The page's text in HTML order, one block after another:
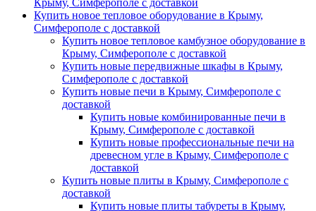
Крыму, Симферополе с доставкой
Купить новое тепловое оборудование в Крыму,
Симферополе с доставкой
Купить новое тепловое камбузное оборудование в
Крыму, Симферополе с доставкой
Купить новые передвижные шкафы в Крыму,
Симферополе с доставкой
Купить новые печи в Крыму, Симферополе с
доставкой
Купить новые комбинированные печи в
Крыму, Симферополе с доставкой
Купить новые профессиональные печи на
древесном угле в Крыму, Симферополе с
доставкой
Купить новые плиты в Крыму, Симферополе с
доставкой
Купить новые плиты табуреты в Крыму,